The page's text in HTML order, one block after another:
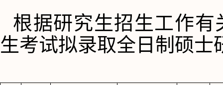
根据研究生招生工作
生考试拟录取全日制硕士